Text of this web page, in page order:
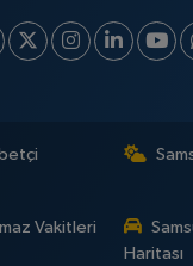
Vakitleri
Haritası